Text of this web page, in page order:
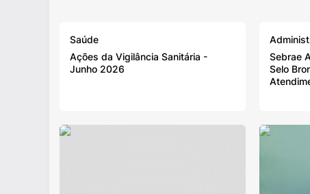
PET
Saúde
Ações da Vigilância Sanitária -
Junho 2026
Sebrae
Selo